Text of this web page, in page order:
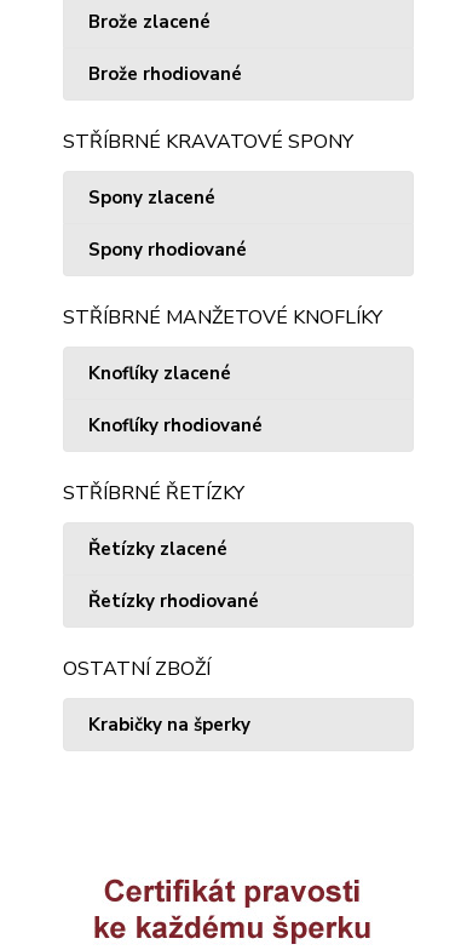
Brože zlacené
Brože rhodiované
STŘÍBRNÉ KRAVATOVÉ SPONY
Spony zlacené
Spony rhodiované
STŘÍBRNÉ MANŽETOVÉ KNOFLÍKY
Knoflíky zlacené
Knoflíky rhodiované
STŘÍBRNÉ ŘETÍZKY
Řetízky zlacené
Řetízky rhodiované
OSTATNÍ ZBOŽÍ
Krabičky na šperky